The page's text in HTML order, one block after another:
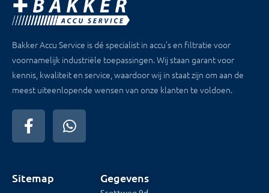
Bakker Accu Service is dé specialist in accu’s en filtratie voor
voornamelijk industriële toepassingen. Wij staan garant voor
kennis, kwaliteit en service, waardoor wij in staat zijn om aan de
meest uiteenlopende wensen van onze klanten te voldoen.
Sitemap Gegevens